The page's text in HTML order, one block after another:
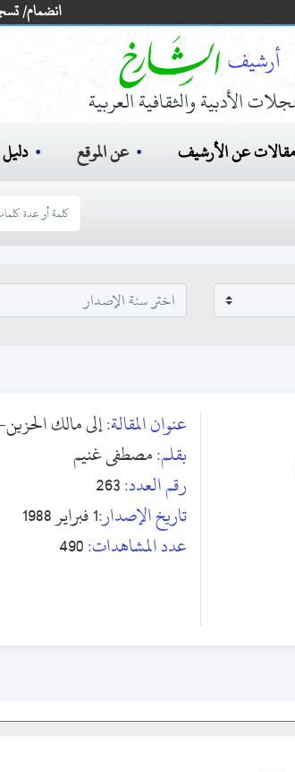
انضمام/
الأدبية والثقافية العربية
مقالات عن الأرشيف عن الموقع دليل
عنوان المقالة:إلى مالك
بقلم:مصطفى غنيم
رقم العدد:263
تاريخ الإصدار:1 فبراير 1988
عدد المشاهدات:490